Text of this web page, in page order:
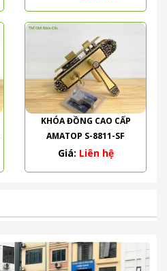
KHÓA ĐỒNG CAO CẤP
AMATOP S-8811-SF
Giá: Liên hệ